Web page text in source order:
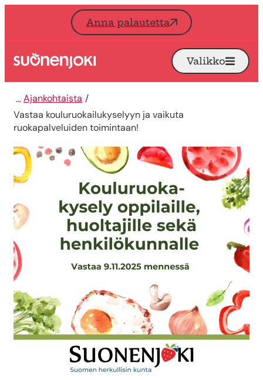
Siirry sisältöön
Anna palautetta
Etusivu Avaa
Valikko
Ajankohtaista
Vastaa kouluruokailukyselyyn ja vaikuta
ruokapalveluiden toimintaan!